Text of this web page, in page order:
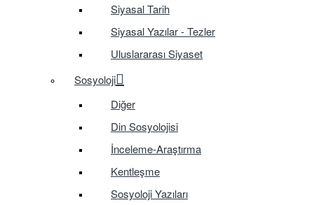
Siyasal Tarih
Siyasal Yazılar - Tezler
Uluslararası Siyaset
Sosyoloji
Diğer
Din Sosyolojisi
İnceleme-Araştırma
Kentleşme
Sosyoloji Yazıları